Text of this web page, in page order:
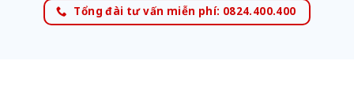
Tổng đài tư vấn miễn phí: 0824.400.400